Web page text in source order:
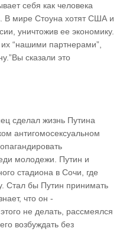
себя как человека
В мире Стоуна хотят США и
уничтожив ее экономику.
“нашими партнерами”,
сказали это
сделал жизнь Путина
антигомосексуальном
молодежи. Путин и
стадиона в Сочи, где
Стал бы Путин принимать
что он -
не делать, рассмеялся
возбуждать без